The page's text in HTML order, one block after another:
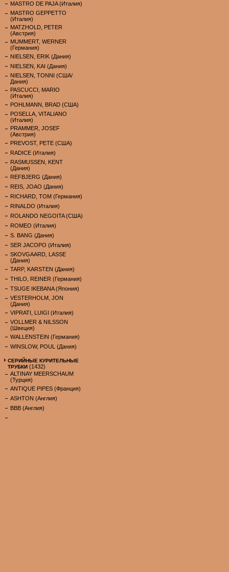
MASTRO DE PAJA (Италия)
MASTRO GEPPETTO
(Италия)
MATZHOLD, PETER
(Австрия)
MUMMERT, WERNER
(Германия)
NIELSEN, ERIK (Дания)
NIELSEN, KAI (Дания)
NIELSEN, TONNI (США/
Дания)
PASCUCCI, MARIO
(Италия)
POHLMANN, BRAD (США)
POSELLA, VITALIANO
(Италия)
PRAMMER, JOSEF
(Австрия)
PREVOST, PETE (США)
RADICE (Италия)
RASMUSSEN, KENT
(Дания)
REFBJERG (Дания)
REIS, JOAO (Дания)
RICHARD, TOM (Германия)
RINALDO (Италия)
ROLANDO NEGOITA (США)
ROMEO (Италия)
S. BANG (Дания)
SER JACOPO (Италия)
SKOVGAARD, LASSE
(Дания)
TARP, KARSTEN (Дания)
THILO, REINER (Германия)
TSUGE IKEBANA (Япония)
VESTERHOLM, JON
(Дания)
VIPRATI, LUIGI (Италия)
VOLLMER & NILSSON
(Швеция)
WALLENSTEIN (Германия)
WINSLOW, POUL (Дания)
СЕРИЙНЫЕ КУРИТЕЛЬНЫЕ
ТРУБКИ (1432)
ALTINAY MEERSCHAUM
(Турция)
ANTIQUE PIPES (Франция)
ASHTON (Англия)
BBB (Англия)